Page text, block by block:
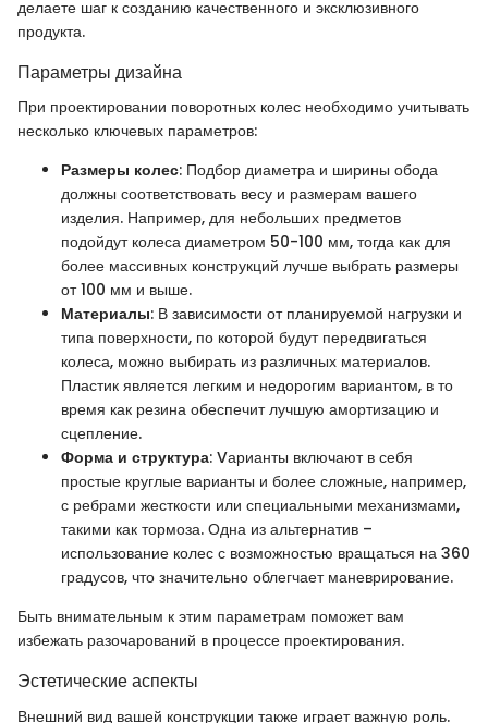
делаете шаг к созданию качественного и эксклюзивного
продукта.
Параметры дизайна
При проектировании поворотных колес необходимо учитывать
несколько ключевых параметров:
Размеры колес: Подбор диаметра и ширины обода
должны соответствовать весу и размерам вашего
изделия. Например, для небольших предметов
подойдут колеса диаметром 50-100 мм, тогда как для
более массивных конструкций лучше выбрать размеры
от 100 мм и выше.
Материалы: В зависимости от планируемой нагрузки и
типа поверхности, по которой будут передвигаться
колеса, можно выбирать из различных материалов.
Пластик является легким и недорогим вариантом, в то
время как резина обеспечит лучшую амортизацию и
сцепление.
Форма и структура: Vарианты включают в себя
простые круглые варианты и более сложные, например,
с ребрами жесткости или специальными механизмами,
такими как тормоза. Одна из альтернатив –
использование колес с возможностью вращаться на 360
градусов, что значительно облегчает маневрирование.
Быть внимательным к этим параметрам поможет вам
избежать разочарований в процессе проектирования.
Эстетические аспекты
Внешний вид вашей конструкции также играет важную роль.